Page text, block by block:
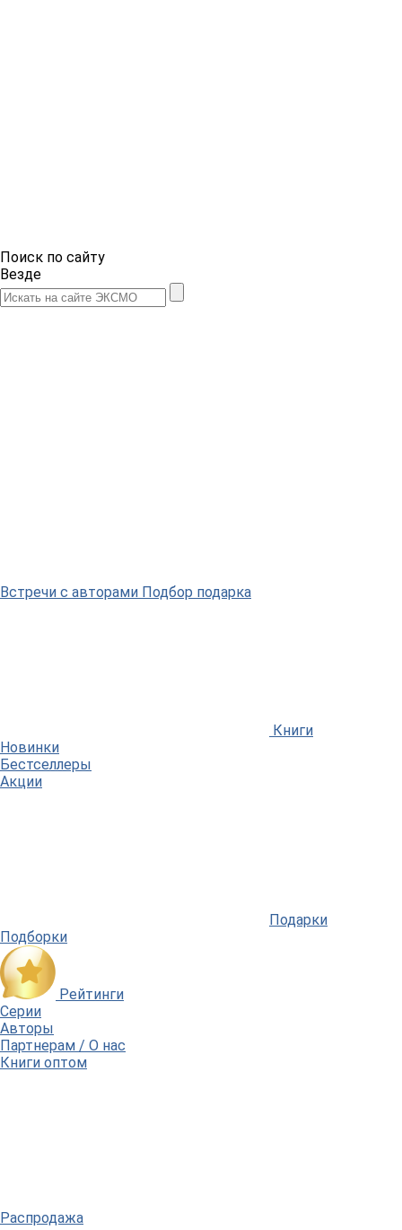
Поиск по сайту
Везде
Встречи с авторами Подбор подарка
Книги
Новинки
Бестселлеры
Акции
Подарки
Подборки
Рейтинги
Серии
Авторы
Партнерам / О нас
Книги оптом
Распродажа